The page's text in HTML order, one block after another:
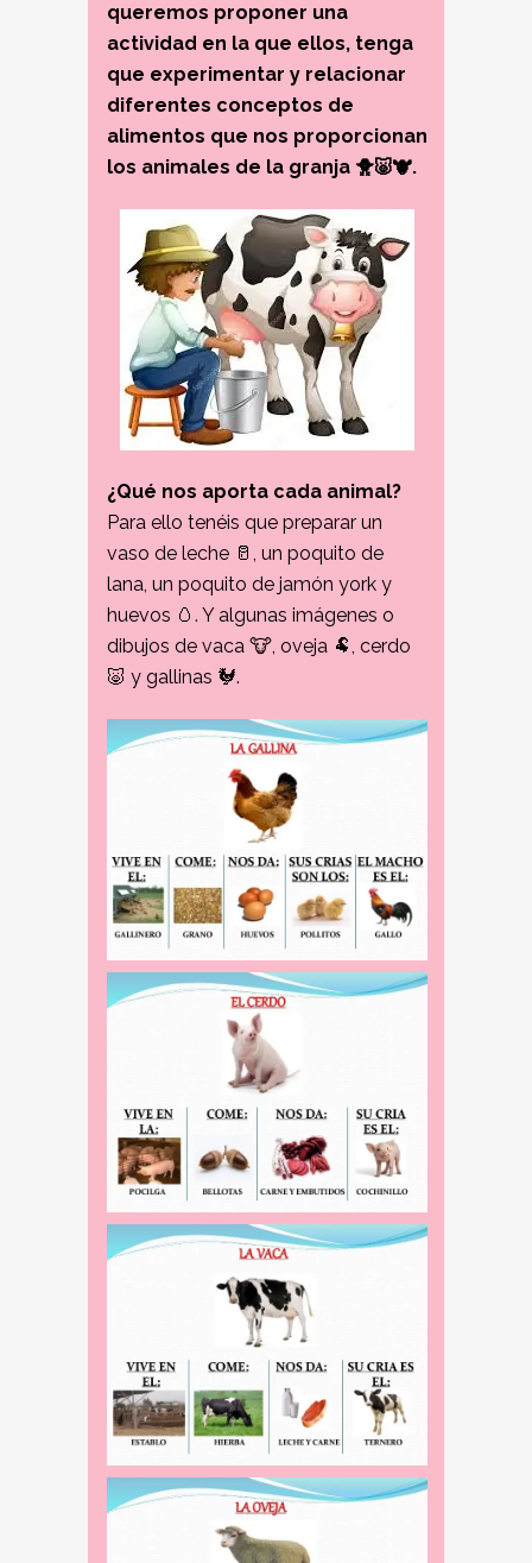
queremos proponer una
actividad en la que ellos, tenga
que experimentar y relacionar
diferentes conceptos de
alimentos que nos proporcionan
los animales de la granja 🐥🐷🐮.
¿Qué nos aporta cada animal?
Para ello tenéis que preparar un
vaso de leche 🥛, un poquito de
lana, un poquito de jamón york y
huevos 🥚. Y algunas imágenes o
dibujos de vaca 🐮, oveja 🐏, cerdo
🐷 y gallinas 🐓.